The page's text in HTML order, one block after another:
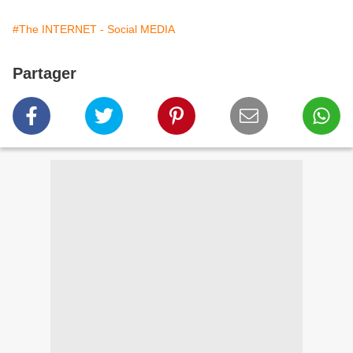
#The INTERNET - Social MEDIA
Partager